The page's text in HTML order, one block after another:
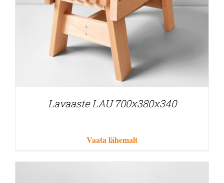
Lavaaste LAU 700x380x340
Vaata lähemalt